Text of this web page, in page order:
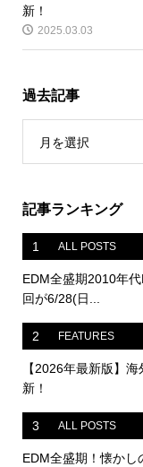
新！
2025.03.03
過去記事
月を選択
記事ランキング
1 ALL POSTS
EDM全盛期2010年
回が6/28(日...
2 FEATURES
【2026年最新版】
新！
3 ALL POSTS
EDM全盛期！懐か